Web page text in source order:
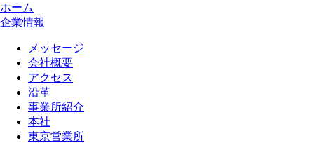
ホーム
企業情報
メッセージ
会社概要
アクセス
沿革
事業所紹介
本社
東京営業所